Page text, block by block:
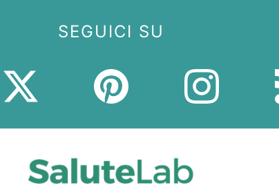
SEGUICI SU